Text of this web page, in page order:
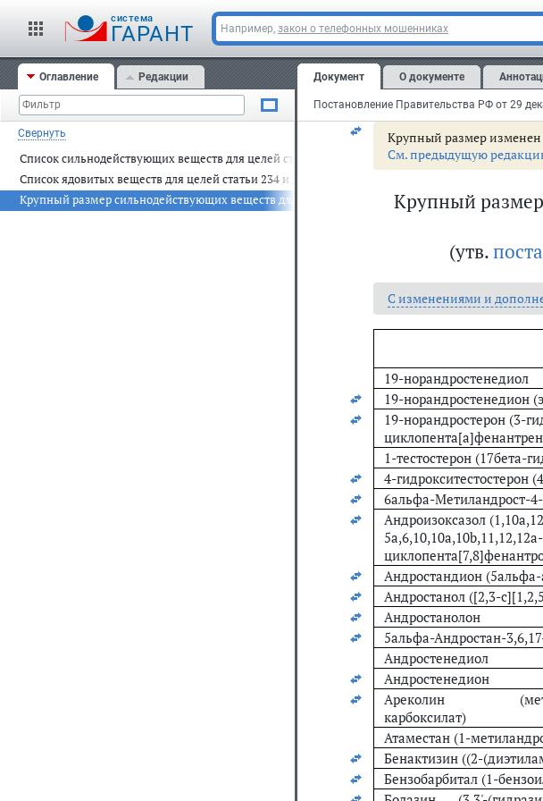
cистема
ГАРАНТ Например, закон о телефонных мошенниках
Оглавление Редакции
Свернуть
Список сильнодействующих веществ для целей статьи 234 и других статей Уголовного кодекса
Список ядовитых веществ для целей статьи 234 и других статей Уголовного кодекса РФ
Крупный размер сильнодействующих веществ для целей статьи 234 Уголовного кодекса РФ
Документ О документе
Цинхонин
Экстракт чилибухи
Этилмеркурхлорид
Крупный размер изменен
См. предыдущую
Крупный размер
(утв.
С изменениями и
19-норандростенедиол
19-норандростенедион
19-норандростерон (3-
1-тестостерон (17бета-
4-гидрокситестостерон
6альфа-Метиландрост-
Андроизоксазол
Андростандион
Андростанол ([2,3-
Андростанолон
5альфа-Андростан-
Андростенедиол
Андростенедион
Ареколин (метил-1-
карбоксилат)
Атаместан (1-
Бенактизин ((2-
Бензобарбитал (1-